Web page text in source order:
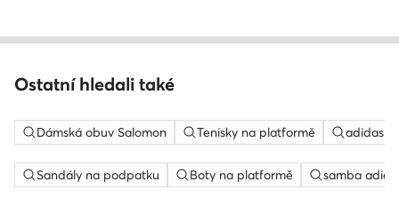
Ostatní hledali také
Dámská obuv Salomon Tenisky na platformě adidas
Sandály na podpatku Boty na platformě samba